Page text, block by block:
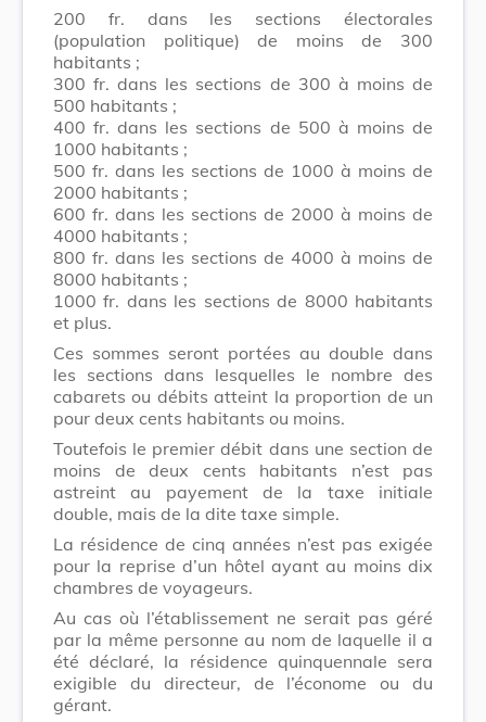
200 fr. dans les sections électorales
(population politique) de moins de 300
habitants ;
300 fr. dans les sections de 300 à moins de
500 habitants ;
400 fr. dans les sections de 500 à moins de
1000 habitants ;
500 fr. dans les sections de 1000 à moins de
2000 habitants ;
600 fr. dans les sections de 2000 à moins de
4000 habitants ;
800 fr. dans les sections de 4000 à moins de
8000 habitants ;
1000 fr. dans les sections de 8000 habitants
et plus.
Ces sommes seront portées au double dans
les sections dans lesquelles le nombre des
cabarets ou débits atteint la proportion de un
pour deux cents habitants ou moins.
Toutefois le premier débit dans une section de
moins de deux cents habitants n’est pas
astreint au payement de la taxe initiale
double, mais de la dite taxe simple.
La résidence de cinq années n’est pas exigée
pour la reprise d’un hôtel ayant au moins dix
chambres de voyageurs.
Au cas où l’établissement ne serait pas géré
par la même personne au nom de laquelle il a
été déclaré, la résidence quinquennale sera
exigible du directeur, de l’économe ou du
gérant.